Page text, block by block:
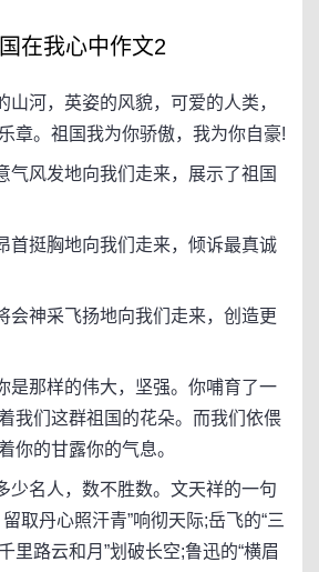
在我心中作文2
河，英姿的风貌，可爱的人类，
章。祖国我为你骄傲，我为你自豪!
风发地向我们走来，展示了祖国
挺胸地向我们走来，倾诉最真诚
神采飞扬地向我们走来，创造更
那样的伟大，坚强。你哺育了一
我们这群祖国的花朵。而我们依偎
你的甘露你的气息。
名人，数不胜数。文天祥的一句
取丹心照汗青”响彻天际;岳飞的“三
里路云和月”划破长空;鲁迅的“横眉